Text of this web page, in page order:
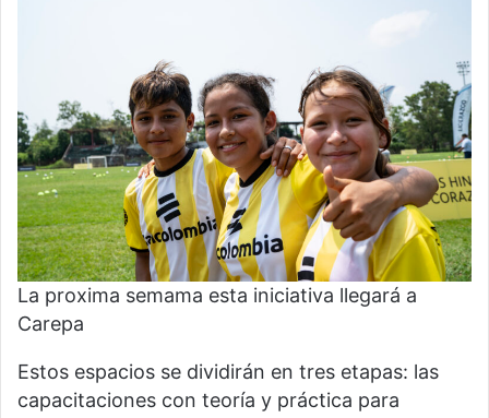
La proxima semama esta iniciativa llegará a
Carepa
Estos espacios se dividirán en tres etapas: las
capacitaciones con teoría y práctica para